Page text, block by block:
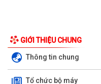
GIỚI THIỆU CHUNG
Thông tin chung
Tổ chức bộ máy